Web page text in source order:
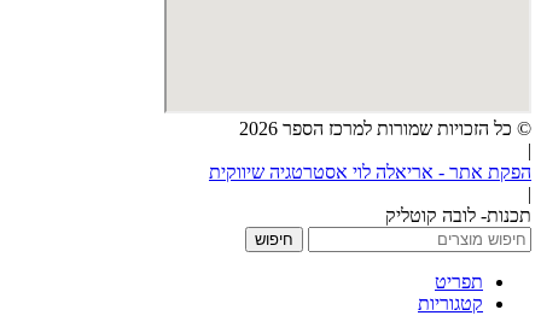
© כל הזכויות שמורות למרכז הספר 2026
|
הפקת אתר - אריאלה לוי אסטרטגיה שיווקית
|
תכנות- לובה קוטליק
חיפוש
תפריט
קטגוריות